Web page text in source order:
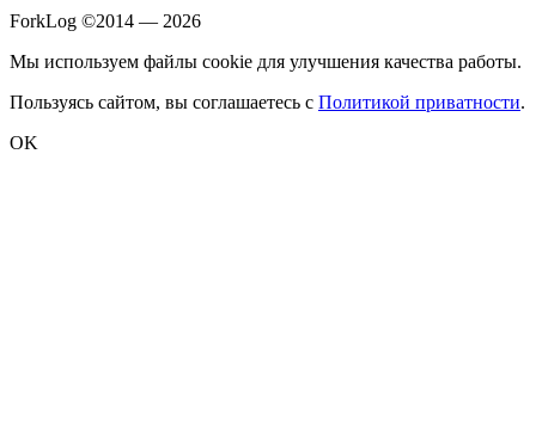
ForkLog ©2014 — 2026
Мы используем файлы cookie для улучшения качества работы.
Пользуясь сайтом, вы соглашаетесь с Политикой приватности.
OK